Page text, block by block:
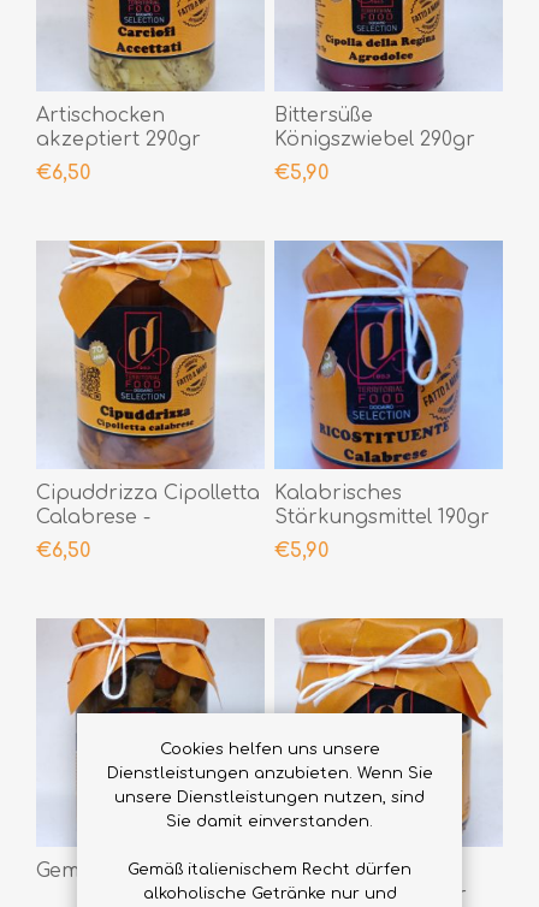
Artischocken
akzeptiert 290gr
€6,50
Bittersüße
Königszwiebel 290gr
€5,90
Cipuddrizza Cipolletta
Calabrese -
Lampascioni 290gr
€6,50
Kalabrisches
Stärkungsmittel 190gr
€5,90
Gemischte Pilze 300gr
Würzige Pilz-
Grattachecca 190gr
Cookies helfen uns unsere
Dienstleistungen anzubieten. Wenn Sie
unsere Dienstleistungen nutzen, sind
Sie damit einverstanden.
Gemäß italienischem Recht dürfen
alkoholische Getränke nur und